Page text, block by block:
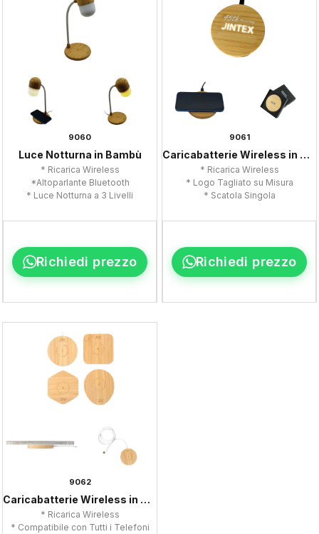
9060
Luce Notturna in Bambù
* Ricarica Wireless
*Altoparlante Bluetooth
* Luce Notturna a 3 Livelli
Richiedi prezzo
9061
Caricabatterie Wireless in Bambù
* Ricarica Wireless
* Logo Tagliato su Misura
* Scatola Singola
Richiedi prezzo
9062
Caricabatterie Wireless in Bambù
* Ricarica Wireless
* Compatibile con Tutti i Telefoni